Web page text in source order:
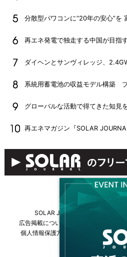
分散型パワコンに“20年の安心”を
再エネ発電で独走する中国が目指
ダイヘンとサンヴィレッジ、
系統用蓄電池の収益モデル構築
グローバルな活動で得てきた知見
再エネマガジン『SOLAR
SOLAR JOURNALについて
広告掲載について
個人情報保護方針
運営会社・媒体一